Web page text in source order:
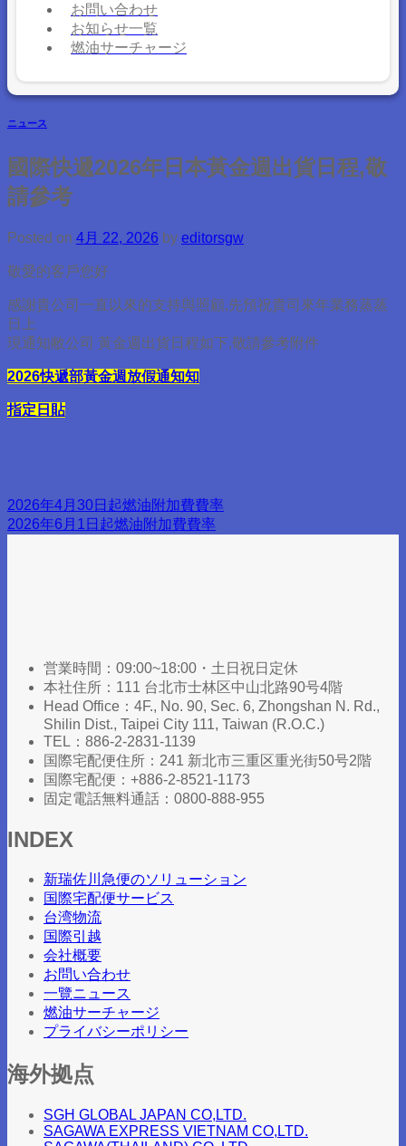
お問い合わせ
お知らせ一覧
燃油サーチャージ
ニュース
國際快遞2026年日本黃金週出貨日程,敬
請參考
Posted on 4月 22, 2026 by editorsgw
敬愛的客戶您好
感謝貴公司一直以來的支持與照顧,先預祝貴司來年業務蒸蒸
日上
現通知敝公司 黃金週出貨日程如下,敬請參考附件
2026快遞部黃金週放假通知知
指定日貼
2026年4月30日起燃油附加費費率
2026年6月1日起燃油附加費費率
営業時間：09:00~18:00・土日祝日定休
本社住所：111 台北市士林区中山北路90号4階
Head Office：4F., No. 90, Sec. 6, Zhongshan N. Rd.,
Shilin Dist., Taipei City 111, Taiwan (R.O.C.)​
TEL：886-2-2831-1139
国際宅配便住所：241 新北市三重区重光街50号2階
国際宅配便：+886-2-8521-1173
固定電話無料通話：0800-888-955
INDEX
新瑞佐川急便のソリューション
国際宅配便サービス
台湾物流
国際引越
会社概要
お問い合わせ
一覽ニュース
燃油サーチャージ
プライバシーポリシー
海外拠点
SGH GLOBAL JAPAN CO,LTD.
SAGAWA EXPRESS VIETNAM CO,LTD.